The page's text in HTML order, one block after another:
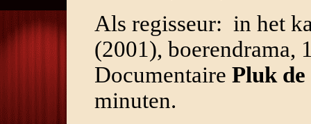
Als regisseur: in het
(2001), boerendrama,
Documentaire Pluk
minuten.